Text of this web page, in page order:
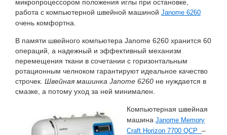
микропроцессором положения иглы при остановке,
работа с компьютерной швейной машиной Janome 6260
очень комфортна.
В памяти швейного компьютера Janome 6260 хранится 60
операций, а надежный и эффективный механизм
перемещения ткани в сочетании с горизонтальным
ротационным челноком гарантируют идеальное качество
строчек. Швейная машинка Janome 6260 не нуждается в
смазке, а потому уход за ней минимален.
Компьютерная швейная
машина Janome Memory
Craft Horizon 7700 QCP –